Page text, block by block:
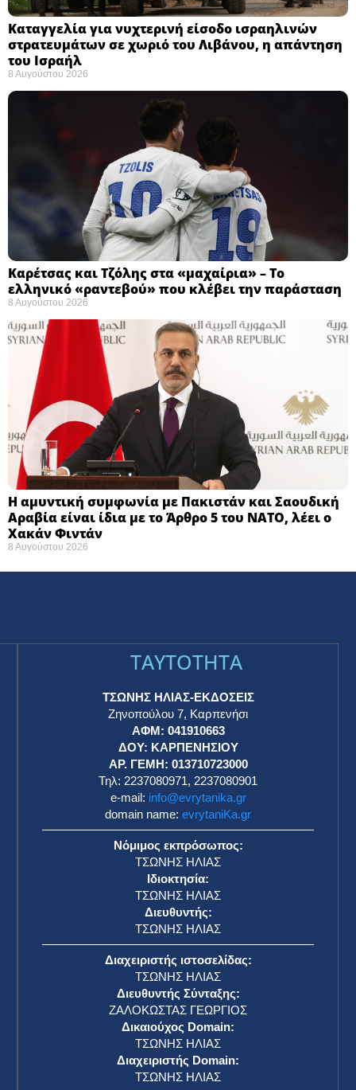
Καταγγελία για νυχτερινή είσοδο ισραηλινών
στρατευμάτων σε χωριό του Λιβάνου, η απάντηση
του Ισραήλ
8 Αυγούστου 2026
Καρέτσας και Τζόλης στα «μαχαίρια» – Το
ελληνικό «ραντεβού» που κλέβει την παράσταση
8 Αυγούστου 2026
Η αμυντική συμφωνία με Πακιστάν και Σαουδική
Αραβία είναι ίδια με το Άρθρο 5 του ΝΑΤΟ, λέει ο
Χακάν Φιντάν
8 Αυγούστου 2026
TAYTOTHTA
ΤΣΩΝΗΣ ΗΛΙΑΣ-ΕΚΔΟΣΕΙΣ
Ζηνοπούλου 7, Καρπενήσι
ΑΦΜ: 041910663
ΔΟΥ: ΚΑΡΠΕΝΗΣΙΟΥ
ΑΡ. ΓΕΜΗ: 013710723000
Τηλ: 2237080971, 2237080901
e-mail: info@evrytanika.gr
domain name: evrytaniKa.gr
Νόμιμος εκπρόσωπος:
ΤΣΩΝΗΣ ΗΛΙΑΣ
Ιδιοκτησία:
ΤΣΩΝΗΣ ΗΛΙΑΣ
Διευθυντής:
ΤΣΩΝΗΣ ΗΛΙΑΣ
Διαχειριστής ιστοσελίδας:
ΤΣΩΝΗΣ ΗΛΙΑΣ
Διευθυντής Σύνταξης:
ΖΑΛΟΚΩΣΤΑΣ ΓΕΩΡΓΙΟΣ
Δικαιούχος Domain:
ΤΣΩΝΗΣ ΗΛΙΑΣ
Διαχειριστής Domain:
ΤΣΩΝΗΣ ΗΛΙΑΣ